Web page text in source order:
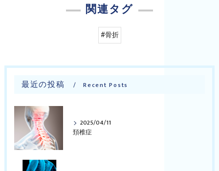
関連タグ
#骨折
最近の投稿 Recent Posts
2025/04/11
頚椎症